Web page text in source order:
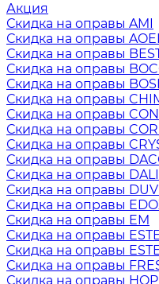
Акция
Скидка на оправы AMI
Скидка на оправы
Скидка на оправы
Скидка на оправы
Скидка на оправы
Скидка на оправы
Скидка на оправы
Скидка на оправы
Скидка на оправы
Скидка на оправы
Скидка на оправы DALI
Скидка на оправы
Скидка на оправы
Скидка на оправы EM
Скидка на оправы
Скидка на оправы
Скидка на оправы
Скидка на оправы